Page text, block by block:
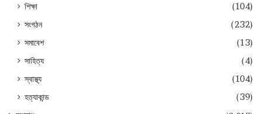
শিক্ষা
(104)
সংগঠন
(232)
সমাবেশ
(13)
সাহিত্য
(4)
স্বাস্থ্য
(104)
হত্যাকান্ড
(39)